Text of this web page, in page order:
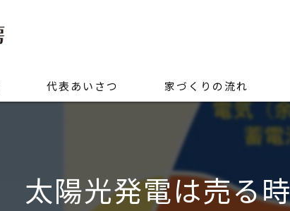
代表あいさつ 家づくりの流れ
太陽光発電は売る